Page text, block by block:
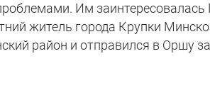
Им заинтересовалась
житель города Крупки
район и отправился в Оршу